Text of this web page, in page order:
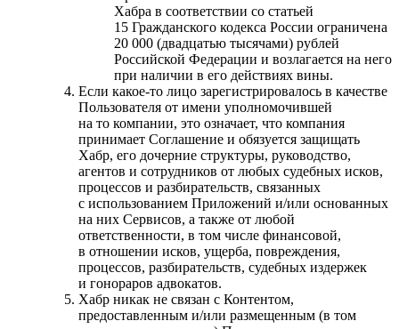
Хабра в соответствии со статьей
15 Гражданского кодекса России ограничена
20 000 (двадцатью тысячами) рублей
Российской Федерации и возлагается на него
при наличии в его действиях вины.
Если какое-то лицо зарегистрировалось в качестве
Пользователя от имени уполномочившей
на то компании, это означает, что компания
принимает Соглашение и обязуется защищать
Хабр, его дочерние структуры, руководство,
агентов и сотрудников от любых судебных исков,
процессов и разбирательств, связанных
с использованием Приложений и/или основанных
на них Сервисов, а также от любой
ответственности, в том числе финансовой,
в отношении исков, ущерба, повреждения,
процессов, разбирательств, судебных издержек
и гонораров адвокатов.
Хабр никак не связан с Контентом,
предоставленным и/или размещенным (в том